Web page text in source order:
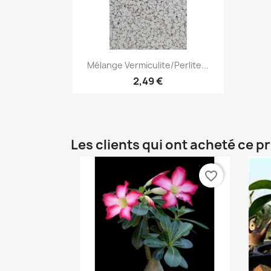
Aperçu rapide
Mélange Vermiculite/perlite...
2,49 €
Les clients qui ont acheté ce
favorite_border